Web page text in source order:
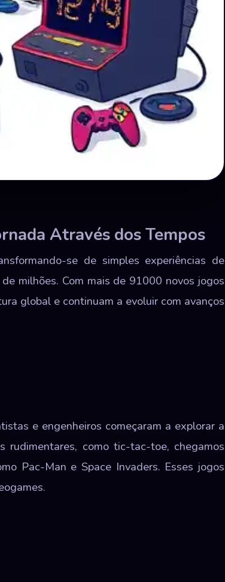
Através dos Tempos
se de simples experiências de
milhões. Com mais de 91000 novos jogos
global e continuam a evoluir com avanços
e engenheiros começaram a explorar a
como tic-tac-toe, chegamos
Pac-Man e Space Invaders. Esses jogos